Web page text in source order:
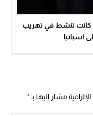
كانت تنشط في تهريب
اسبانيا
مشار إليها بـ*